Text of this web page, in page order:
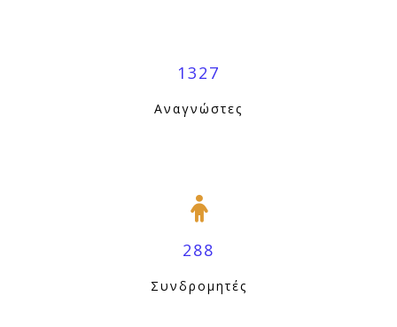
1327
Αναγνώστες
288
Συνδρομητές